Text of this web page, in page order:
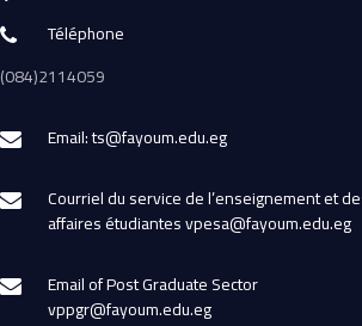
Téléphone
(084)2114059
Email: ts@fayoum.edu.eg
Courriel du service de l’enseignement et
affaires étudiantes vpesa@fayoum.edu.eg
Email of Post Graduate Sector
vppgr@fayoum.edu.eg